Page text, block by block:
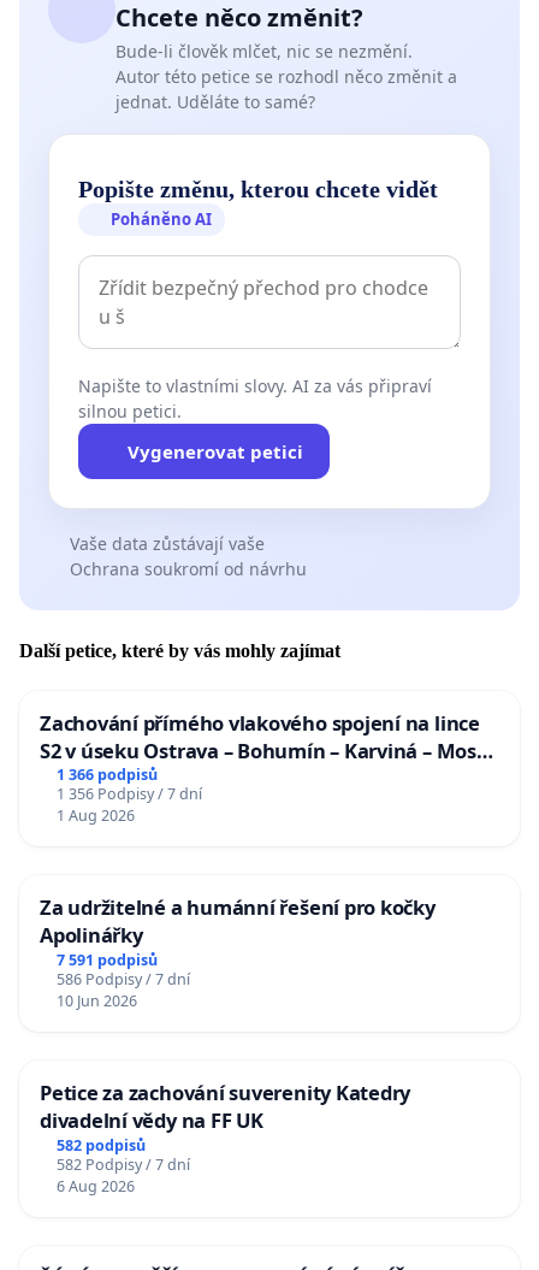
Chcete něco změnit?
Bude-li člověk mlčet, nic se nezmění.
Autor této petice se rozhodl něco změnit a
jednat. Uděláte to samé?
Popište změnu, kterou chcete vidět
Poháněno AI
Napište to vlastními slovy. AI za vás připraví
silnou petici.
Vygenerovat petici
Vaše data zůstávají vaše
Ochrana soukromí od návrhu
Další petice, které by vás mohly zajímat
Zachování přímého vlakového spojení na lince
S2 v úseku Ostrava – Bohumín – Karviná – Mosty
u Jablunkova
1 366 podpisů
1 356 Podpisy / 7 dní
1 Aug 2026
Za udržitelné a humánní řešení pro kočky
Apolinářky
7 591 podpisů
586 Podpisy / 7 dní
10 Jun 2026
Petice za zachování suverenity Katedry
divadelní vědy na FF UK
582 podpisů
582 Podpisy / 7 dní
6 Aug 2026